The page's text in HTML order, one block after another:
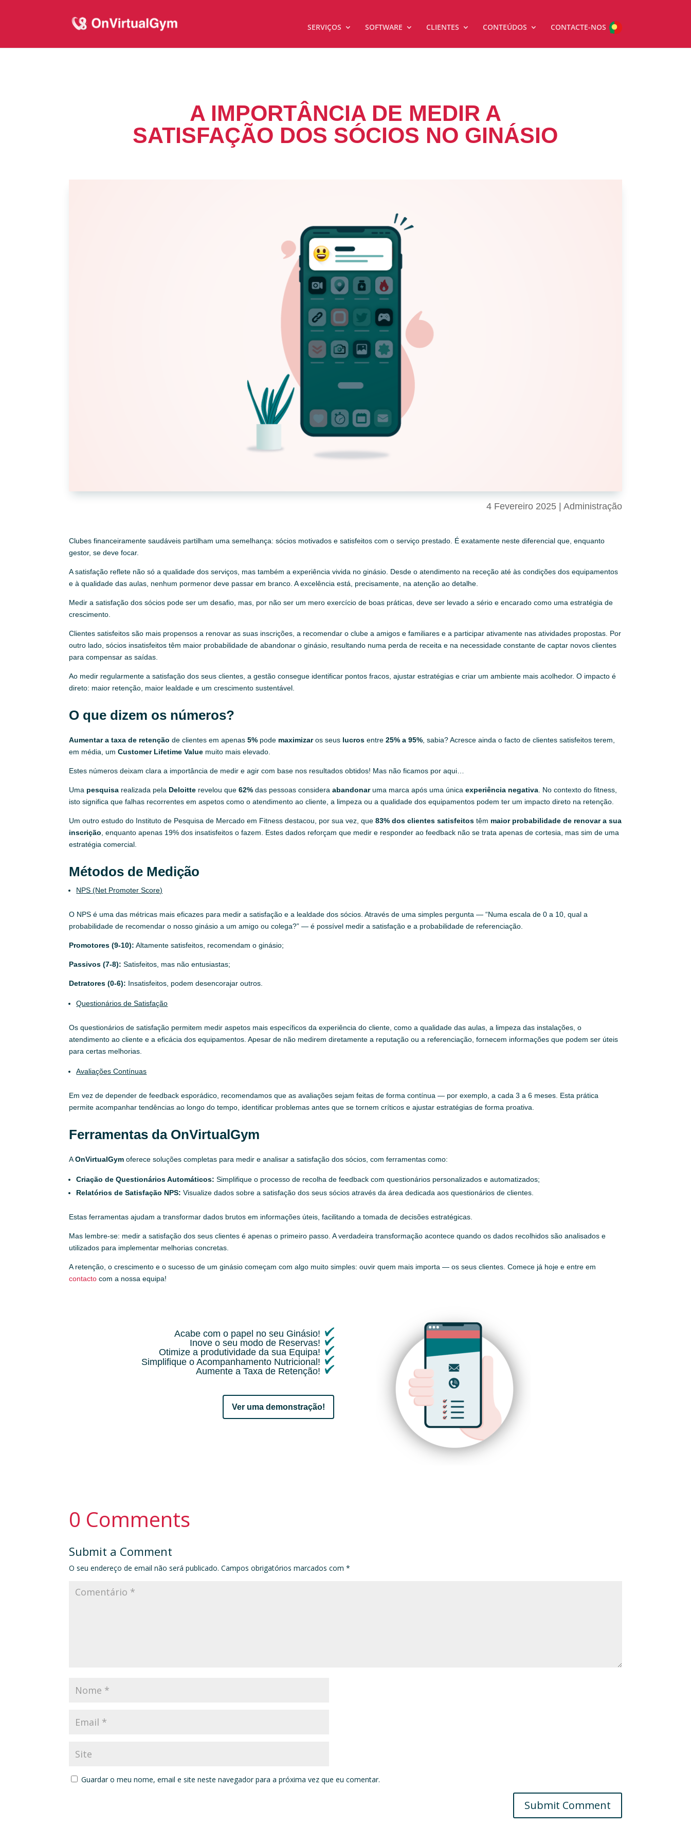
SERVIÇOS SOFTWARE CLIENTES CONTEÚDOS CONTACTE-NOS
A IMPORTÂNCIA DE MEDIR A
SATISFAÇÃO DOS SÓCIOS NO GINÁSIO
4 Fevereiro 2025| Administração
Clubes financeiramente saudáveis partilham uma semelhança: sócios motivados e satisfeitos com o serviço prestado. É exatamente neste diferencial que, enquanto
gestor, se deve focar.
A satisfação reflete não só a qualidade dos serviços, mas também a experiência vivida no ginásio. Desde o atendimento na receção até às condições dos equipamentos
e à qualidade das aulas, nenhum pormenor deve passar em branco. A excelência está, precisamente, na atenção ao detalhe.
Medir a satisfação dos sócios pode ser um desafio, mas, por não ser um mero exercício de boas práticas, deve ser levado a sério e encarado como uma estratégia de
crescimento.
Clientes satisfeitos são mais propensos a renovar as suas inscrições, a recomendar o clube a amigos e familiares e a participar ativamente nas atividades propostas. Por
outro lado, sócios insatisfeitos têm maior probabilidade de abandonar o ginásio, resultando numa perda de receita e na necessidade constante de captar novos clientes
para compensar as saídas.
Ao medir regularmente a satisfação dos seus clientes, a gestão consegue identificar pontos fracos, ajustar estratégias e criar um ambiente mais acolhedor. O impacto é
direto: maior retenção, maior lealdade e um crescimento sustentável.
O que dizem os números?
Aumentar a taxa de retenção de clientes em apenas 5% pode maximizaros seus lucros entre25% a 95% , sabia? Acresce ainda o facto de clientes satisfeitos terem,
em média, umCustomer Lifetime Value muito mais elevado.
Estes números deixam clara a importância de medir e agir com base nos resultados obtidos! Mas não ficamos por aqui…
Uma pesquisa realizada pela Deloitte revelou que 62% das pessoas consideraabandonaruma marca após uma únicaexperiência negativa . No contexto do fitness,
isto significa que falhas recorrentes em aspetos como o atendimento ao cliente, a limpeza ou a qualidade dos equipamentos podem ter um impacto direto na retenção.
Um outro estudo do Instituto de Pesquisa de Mercado em Fitness destacou, por sua vez, que83% dos clientes satisfeitos têm maior probabilidade de renovar a sua
inscrição , enquanto apenas 19% dos insatisfeitos o fazem. Estes dados reforçam que medir e responder ao feedback não se trata apenas de cortesia, mas sim de uma
estratégia comercial.
Métodos de Medição
NPS (Net Promoter Score)
O NPS é uma das métricas mais eficazes para medir a satisfação e a lealdade dos sócios. Através de uma simples pergunta — “Numa escala de 0 a 10, qual a
probabilidade de recomendar o nosso ginásio a um amigo ou colega?” — é possível medir a satisfação e a probabilidade de referenciação.
Promotores (9-10): Altamente satisfeitos, recomendam o ginásio;
Passivos (7-8): Satisfeitos, mas não entusiastas;
Detratores (0-6): Insatisfeitos, podem desencorajar outros.
Questionários de Satisfação
Os questionários de satisfação permitem medir aspetos mais específicos da experiência do cliente, como a qualidade das aulas, a limpeza das instalações, o
atendimento ao cliente e a eficácia dos equipamentos. Apesar de não medirem diretamente a reputação ou a referenciação, fornecem informações que podem ser úteis
para certas melhorias.
Avaliações Contínuas
Em vez de depender de feedback esporádico, recomendamos que as avaliações sejam feitas de forma contínua — por exemplo, a cada 3 a 6 meses. Esta prática
permite acompanhar tendências ao longo do tempo, identificar problemas antes que se tornem críticos e ajustar estratégias de forma proativa.
Ferramentas da OnVirtualGym
AOnVirtualGym oferece soluções completas para medir e analisar a satisfação dos sócios, com ferramentas como:
Criação de Questionários Automáticos: Simplifique o processo de recolha de feedback com questionários personalizados e automatizados;
Relatórios de Satisfação NPS: Visualize dados sobre a satisfação dos seus sócios através da área dedicada aos questionários de clientes.
Estas ferramentas ajudam a transformar dados brutos em informações úteis, facilitando a tomada de decisões estratégicas.
Mas lembre-se: medir a satisfação dos seus clientes é apenas o primeiro passo. A verdadeira transformação acontece quando os dados recolhidos são analisados e
utilizados para implementar melhorias concretas.
A retenção, o crescimento e o sucesso de um ginásio começam com algo muito simples: ouvir quem mais importa — os seus clientes. Comece já hoje e entre em
contacto com a nossa equipa!
Acabe com o papel no seu Ginásio!
Inove o seu modo de Reservas!
Otimize a produtividade da sua Equipa!
Simplifique o Acompanhamento Nutricional!
Aumente a Taxa de Retenção!
Ver uma demonstração!
0 Comments
Submit a Comment
O seu endereço de email não será publicado. Campos obrigatórios marcados com*
Guardar o meu nome, email e site neste navegador para a próxima vez que eu comentar.
Submit Comment